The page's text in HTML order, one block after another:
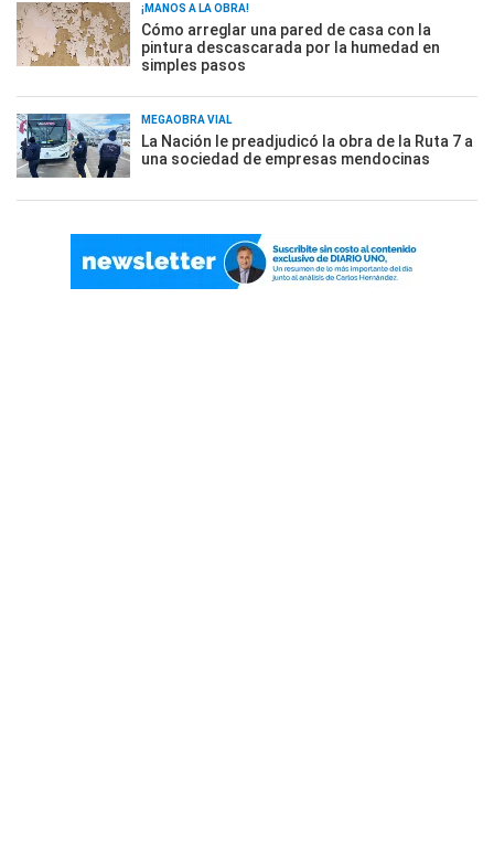
¡MANOS A LA OBRA!
Cómo arreglar una pared de casa con la
pintura descascarada por la humedad en
simples pasos
MEGAOBRA VIAL
La Nación le preadjudicó la obra de la Ruta 7 a
una sociedad de empresas mendocinas